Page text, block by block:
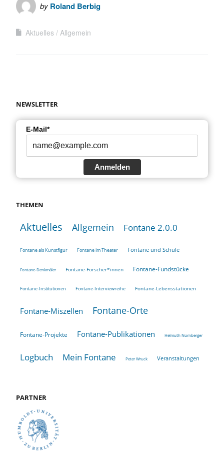
by Roland Berbig
Aktuelles Allgemein
NEWSLETTER
E-Mail*
Anmelden
THEMEN
Aktuelles Allgemein Fontane 2.0.0
Fontane als Kunstfigur Fontane im Theater Fontane und Schule
Fontane-Denkmäler Fontane-Forscher*innen Fontane-Fundstücke
Fontane-Institutionen Fontane-Interviewreihe Fontane-Lebensstationen
Fontane-Miszellen Fontane-Orte
Fontane-Projekte Fontane-Publikationen Helmuth Nürnberger
Logbuch Mein Fontane Peter Wruck Veranstaltungen
PARTNER